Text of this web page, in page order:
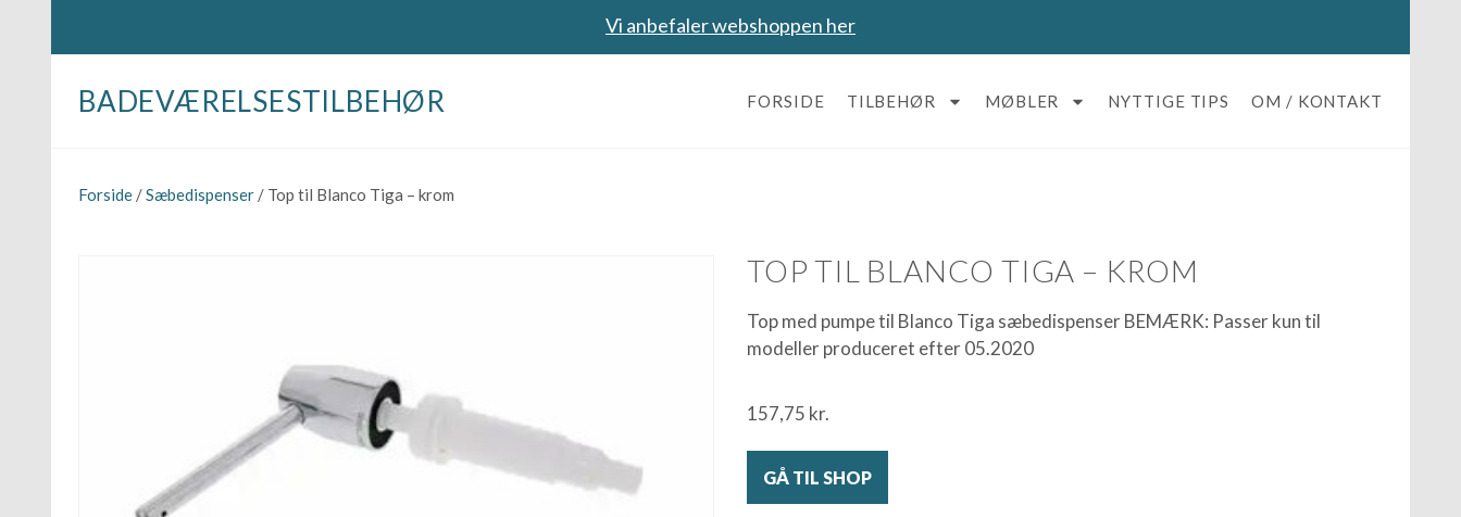
Vi anbefaler webshoppen her
BADEVÆRELSESTILBEHØR FORSIDE TILBEHØR MØBLER NYTTIGE TIPS OM / KONTAKT
Forside /Sæbedispenser / Top til Blanco Tiga – krom
TOP TIL BLANCO TIGA – KROM
Top med pumpe til Blanco Tiga sæbedispenser BEMÆRK: Passer kun til
modeller produceret efter 05.2020
157,75 kr.
GÅ TIL SHOP